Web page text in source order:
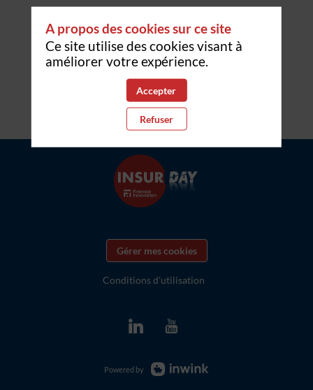
Gérer mes cookies
Conditions d'utilisation
Powered by
A propos des cookies sur ce site
Ce site utilise des cookies visant à
améliorer votre expérience.
Accepter
Refuser